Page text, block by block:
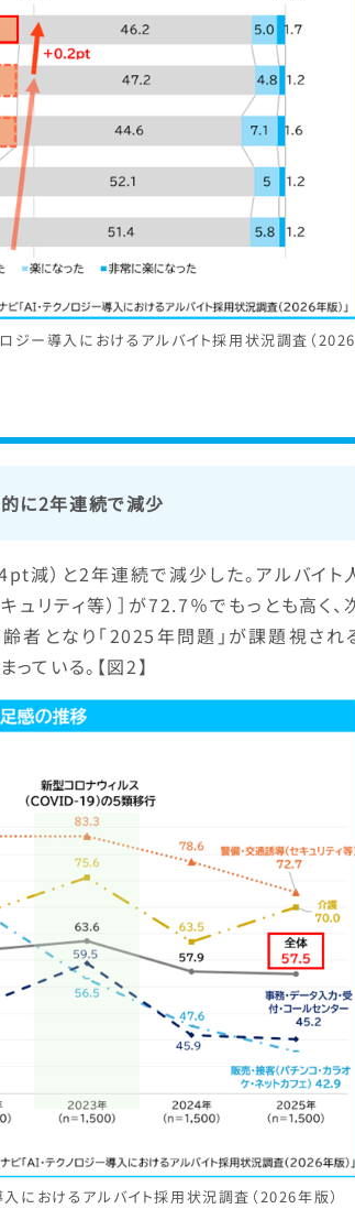
ジー導入におけるアルバイト採用状況調査（2026
に2年連続で減少
減）と2年連続で減少した。アルバイト
リティ等）］が72.7％でもっとも高く、
者となり「2025年問題」が課題視され
ている。【図2】
におけるアルバイト採用状況調査（2026年版）